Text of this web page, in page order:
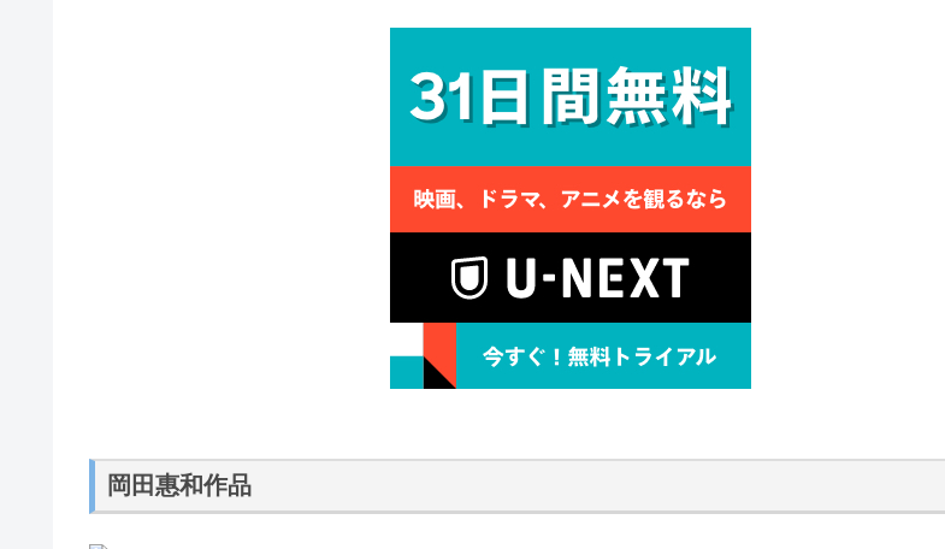
岡田惠和作品